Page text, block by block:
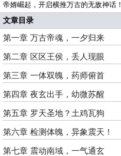
帝婿崛起，开启横推万古的无敌神话！
文章目录
第一章 万古帝魂，一夕归来
第二章 区区王侯，丢人现眼
第三章 一体双魄，药师俯首
第四章 夜玄出手，幼微苏醒
第五章 罗天圣地？土鸡瓦狗
第六章 检测体魄，异象震天！
第七章 震动南域，一气通玄